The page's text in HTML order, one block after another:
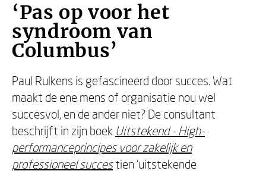
‘Pas op voor het
syndroom van
Columbus’
Paul Rulkens is gefascineerd door succes. Wat
maakt de ene mens of organisatie nou wel
succesvol, en de ander niet? De consultant
beschrijft in zijn boek Uitstekend - High-
performanceprincipes voor zakelijk en
professioneel succestien ‘uitstekende